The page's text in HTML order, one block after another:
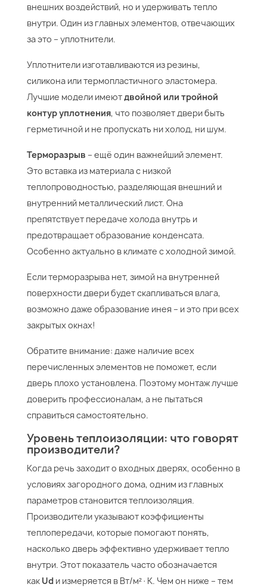
внешних воздействий, но и удерживать тепло
внутри. Один из главных элементов, отвечающих
за это – уплотнители.
Уплотнители изготавливаются из резины,
силикона или термопластичного эластомера.
Лучшие модели имеютдвойной или тройной
контур уплотнения, что позволяет двери быть
герметичной и не пропускать ни холод, ни шум.
Терморазрыв – ещё один важнейший элемент.
Это вставка из материала с низкой
теплопроводностью, разделяющая внешний и
внутренний металлический лист. Она
препятствует передаче холода внутрь и
предотвращает образование конденсата.
Особенно актуально в климате с холодной зимой.
Если терморазрыва нет, зимой на внутренней
поверхности двери будет скапливаться влага,
возможно даже образование инея – и это при всех
закрытых окнах!
Обратите внимание: даже наличие всех
перечисленных элементов не поможет, если
дверь плохо установлена. Поэтому монтаж лучше
доверить профессионалам, а не пытаться
справиться самостоятельно.
Уровень теплоизоляции: что говорят
производители?
Когда речь заходит о входных дверях, особенно в
условиях загородного дома, одним из главных
параметров становится теплоизоляция.
Производители указывают коэффициенты
теплопередачи, которые помогают понять,
насколько дверь эффективно удерживает тепло
внутри. Этот показатель часто обозначается
как Ud и измеряется в Вт/м²·К. Чем он ниже – тем